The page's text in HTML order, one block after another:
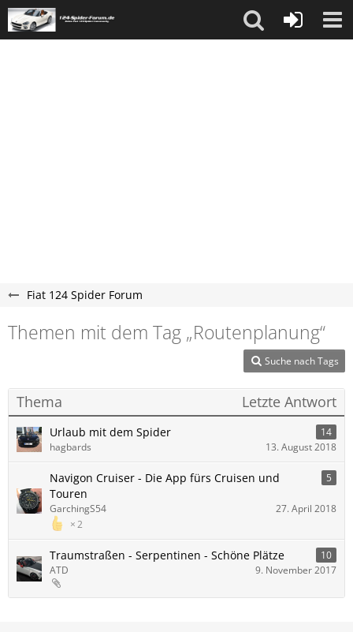
Fiat 124 Spider Forum
Themen mit dem Tag „Routenplanung“
Suche nach Tags
Thema Letzte Antwort
Urlaub mit dem Spider
14
hagbards
13. August 2018
Navigon Cruiser - Die App fürs Cruisen und
Touren
5
2
GarchingS54 27. April 2018
Traumstraßen - Serpentinen - Schöne Plätze
10
ATD
9. November 2017